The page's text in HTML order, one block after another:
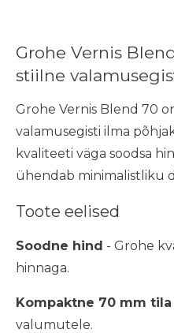
Grohe Vernis
stiilne
Grohe Vernis Blend 70
valamusegisti ilma
kvaliteeti väga soodsa
ühendab minimalistliku
Toote eelised
Soodne hind - Grohe
hinnaga.
Kompaktne 70 mm tila
valumutele.